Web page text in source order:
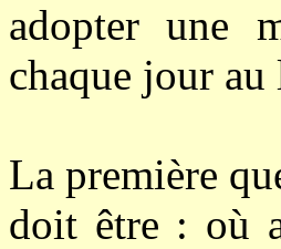
adopter une
chaque jour
La première
doit être : où